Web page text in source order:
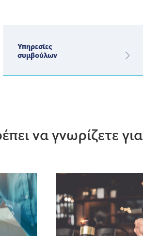
Υπηρεσίες
συμβούλων
να γνωρίζετε για